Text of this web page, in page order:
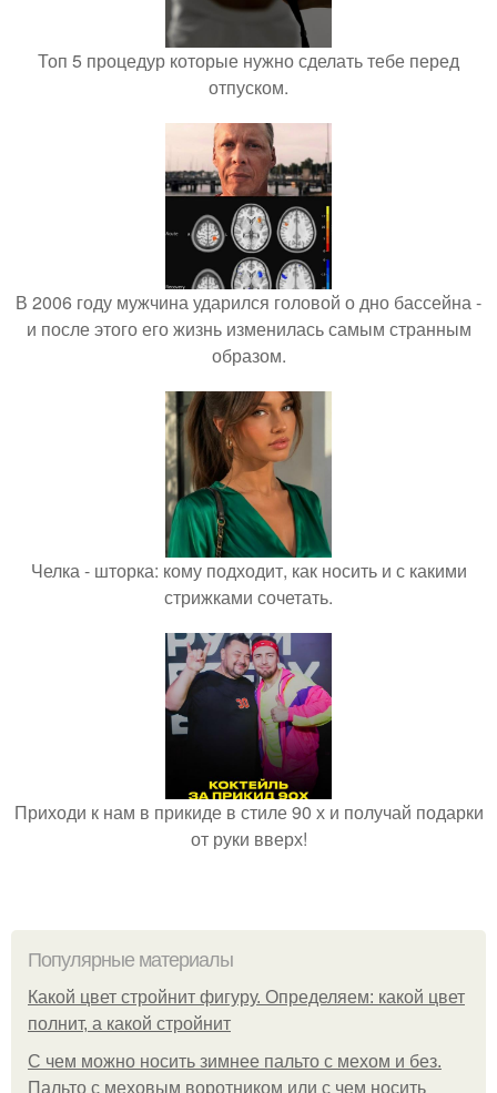
Топ 5 процедур которые нужно сделать тебе перед
отпуском.
В 2006 году мужчина ударился головой о дно бассейна -
и после этого его жизнь изменилась самым странным
образом.
Челка - шторка: кому подходит, как носить и с какими
стрижками сочетать.
Приходи к нам в прикиде в стиле 90 х и получай подарки
от руки вверх!
Популярные материалы
Какой цвет стройнит фигуру. Определяем: какой цвет
полнит, а какой стройнит
C чем можно носить зимнее пальто с мехом и без.
Пальто с меховым воротником или с чем носить